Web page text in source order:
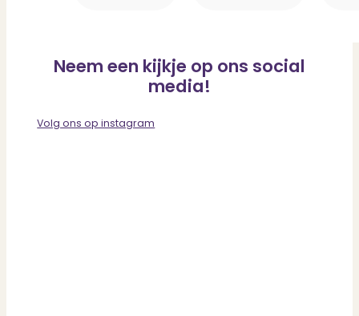
Neem een kijkje op ons social
media!
Volg ons op instagram